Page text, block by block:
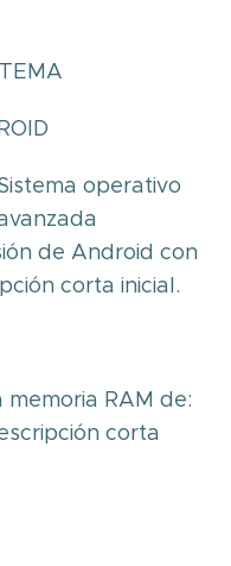
operativo
de Android con
corta inicial.
RAM de:
corta